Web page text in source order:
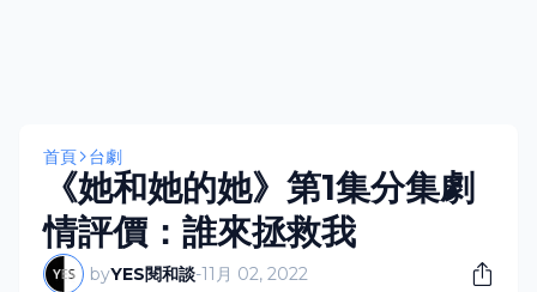
首頁 台劇
《她和她的她》第1集分集劇
情評價：誰來拯救我
byYES閱和談-11月 02, 2022